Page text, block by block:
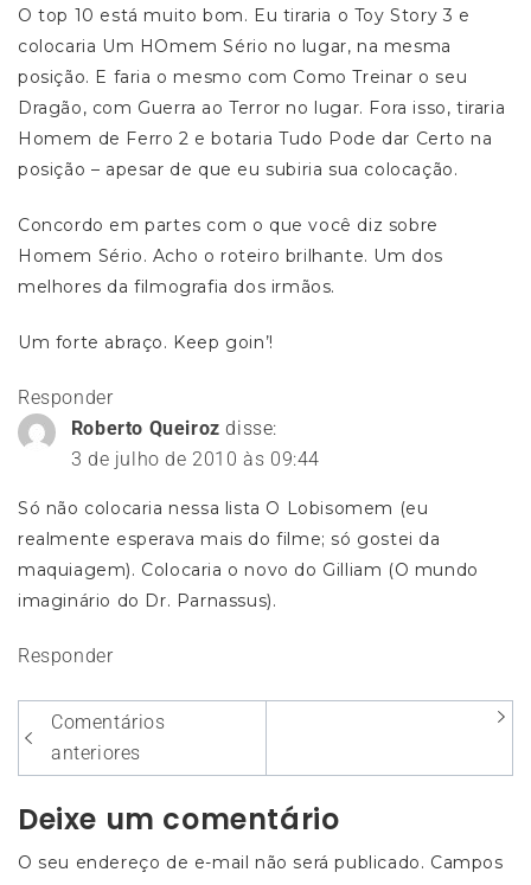
O top 10 está muito bom. Eu tiraria o Toy Story 3 e
colocaria Um HOmem Sério no lugar, na mesma
posição. E faria o mesmo com Como Treinar o seu
Dragão, com Guerra ao Terror no lugar. Fora isso, tiraria
Homem de Ferro 2 e botaria Tudo Pode dar Certo na
posição – apesar de que eu subiria sua colocação.
Concordo em partes com o que você diz sobre
Homem Sério. Acho o roteiro brilhante. Um dos
melhores da filmografia dos irmãos.
Um forte abraço. Keep goin’!
Responder
Roberto Queiroz disse:
3 de julho de 2010 às 09:44
Só não colocaria nessa lista O Lobisomem (eu
realmente esperava mais do filme; só gostei da
maquiagem). Colocaria o novo do Gilliam (O mundo
imaginário do Dr. Parnassus).
Responder
Navegação
entre
os
comentários
Comentários
anteriores
Deixe um comentário
O seu endereço de e-mail não será publicado. Campos